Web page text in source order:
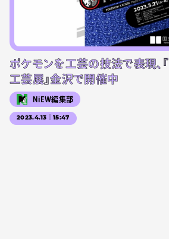
ポケモンを工芸の技法で表現、
工芸展』金沢で開催中
NiEW編集部
2023.4.13｜15:47